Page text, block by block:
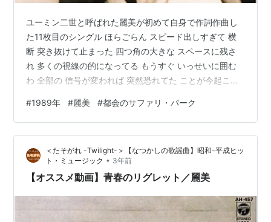
ユーミン二世と呼ばれた麗美が初めて自身で作詞作曲し
た11枚目のシングル ほらごらん スピード出しすぎて 横
断 突き抜けて止まった 四つ角の大きな スペースに残さ
れ 多くの視線の的になってる もうすぐ いっせいに囲む
わ 全部の 信号が変われば 突然恐れてた ことが今起こっ
サファリ・パーク アーチスト 麗美 作詞 堀川麗美 作曲 堀
川麗美 編曲 萩田光雄 リリース 1989/2/25 レコード会社
ファンハウス 最高位 ＜関連のオススメ記事を見る＞
▼『ユーミン二世』と呼ばれて話題を集めた麗美の2枚目
のシングル twilight-ta…
#1989年 #麗美 #都会のサファリ・パーク
＜たそがれ -Twilight-＞【なつかしの歌謡曲】昭和-平成ヒッ
ト・ミュージック • 3年前
【オススメ動画】青春のリグレット／麗美